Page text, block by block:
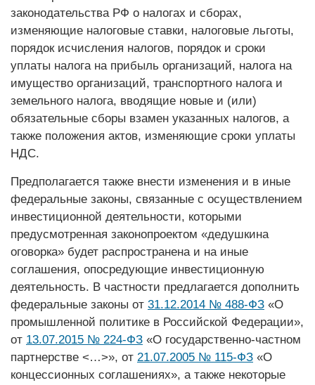
законодательства РФ о налогах и сборах,
изменяющие налоговые ставки, налоговые льготы,
порядок исчисления налогов, порядок и сроки
уплаты налога на прибыль организаций, налога на
имущество организаций, транспортного налога и
земельного налога, вводящие новые и (или)
обязательные сборы взамен указанных налогов, а
также положения актов, изменяющие сроки уплаты
НДС.
Предполагается также внести изменения и в иные
федеральные законы, связанные с осуществлением
инвестиционной деятельности, которыми
предусмотренная законопроектом «дедушкина
оговорка» будет распространена и на иные
соглашения, опосредующие инвестиционную
деятельность. В частности предлагается дополнить
федеральные законы от 31.12.2014 № 488-ФЗ «О
промышленной политике в Российской Федерации»,
от 13.07.2015 № 224-ФЗ «О государственно-частном
партнерстве <…>», от 21.07.2005 № 115-ФЗ «О
концессионных соглашениях», а также некоторые